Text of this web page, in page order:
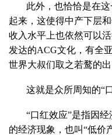
此外，也恰恰是在
起来，这使得中产下层
收入水平上也依然可以
发达的ACG文化，有全
世界大叔们取之若鹜的
这就是众所周知的“
“口红效应”是指因
的经济现象，也叫“低价